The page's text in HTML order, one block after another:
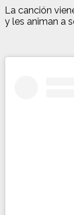
La canción
y les animan a